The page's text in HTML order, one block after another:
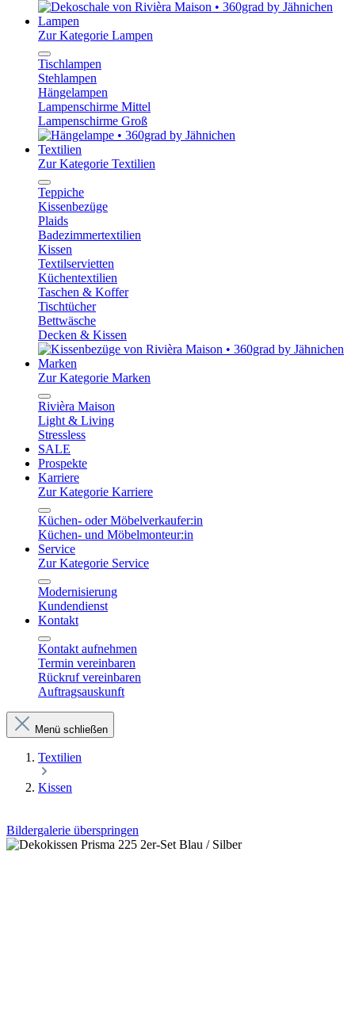
Lampen
Zur Kategorie Lampen
Tischlampen
Stehlampen
Hängelampen
Lampenschirme Mittel
Lampenschirme Groß
Textilien
Zur Kategorie Textilien
Teppiche
Kissenbezüge
Plaids
Badezimmertextilien
Kissen
Textilservietten
Küchentextilien
Taschen & Koffer
Tischtücher
Bettwäsche
Decken & Kissen
Marken
Zur Kategorie Marken
Rivièra Maison
Light & Living
Stressless
SALE
Prospekte
Karriere
Zur Kategorie Karriere
Küchen- oder Möbelverkaufer:in
Küchen- und Möbelmonteur:in
Service
Zur Kategorie Service
Modernisierung
Kundendienst
Kontakt
Kontakt aufnehmen
Termin vereinbaren
Rückruf vereinbaren
Auftragsauskunft
Menü schließen
Textilien
Kissen
Bildergalerie überspringen